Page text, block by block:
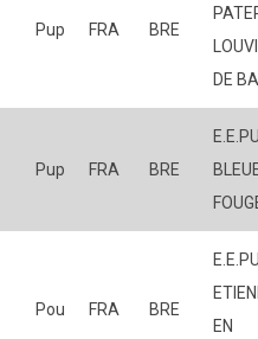
Pup FRA BRE
DE
Pup FRA BRE
Pou FRA BRE
EN